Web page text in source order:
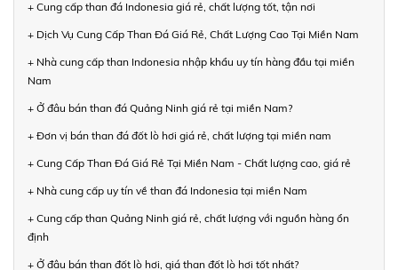
+ Cung cấp than đá Indonesia giá rẻ, chất lượng tốt, tận nơi
+ Dịch Vụ Cung Cấp Than Đá Giá Rẻ, Chất Lượng Cao Tại Miền Nam
+ Nhà cung cấp than Indonesia nhập khẩu uy tín hàng đầu tại miền
Nam
+ Ở đâu bán than đá Quảng Ninh giá rẻ tại miền Nam?
+ Đơn vị bán than đá đốt lò hơi giá rẻ, chất lượng tại miền nam
+ Cung Cấp Than Đá Giá Rẻ Tại Miền Nam - Chất lượng cao, giá rẻ
+ Nhà cung cấp uy tín về than đá Indonesia tại miền Nam
+ Cung cấp than Quảng Ninh giá rẻ, chất lượng với nguồn hàng ổn
định
+ Ở đâu bán than đốt lò hơi, giá than đốt lò hơi tốt nhất?